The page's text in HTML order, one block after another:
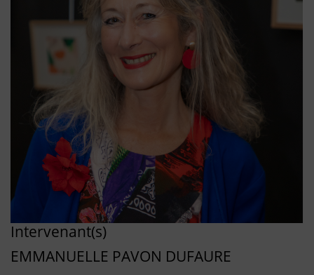
Intervenant(s)
EMMANUELLE PAVON DUFAURE